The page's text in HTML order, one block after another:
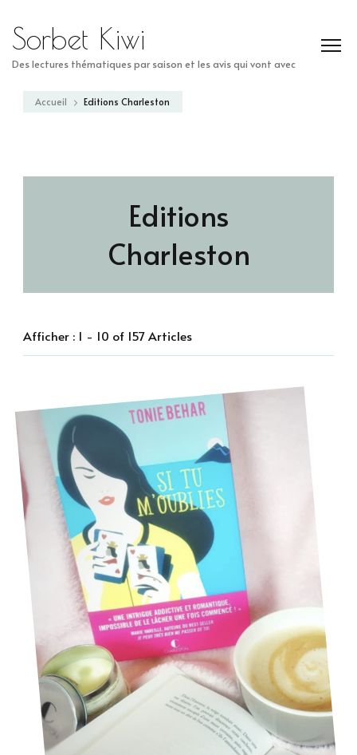
Sorbet Kiwi
Des lectures thématiques par saison et les avis qui vont avec
Accueil Editions Charleston
Editions
Charleston
Afficher : 1 - 10 of 157 Articles